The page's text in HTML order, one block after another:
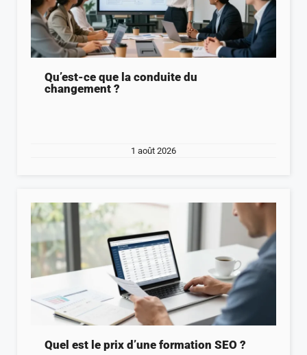
Qu’est-ce que la conduite du
changement ?
1 août 2026
Quel est le prix d’une formation SEO ?